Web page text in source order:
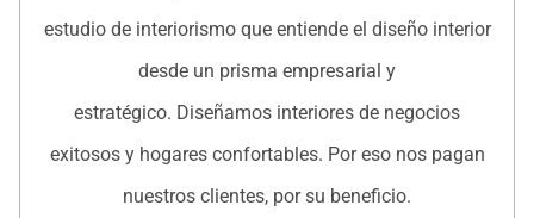
estudio de interiorismo que entiende el diseño interior
desde un prisma empresarial y
estratégico. Diseñamos interiores de negocios
exitosos y hogares confortables. Por eso nos pagan
nuestros clientes, por su beneficio.